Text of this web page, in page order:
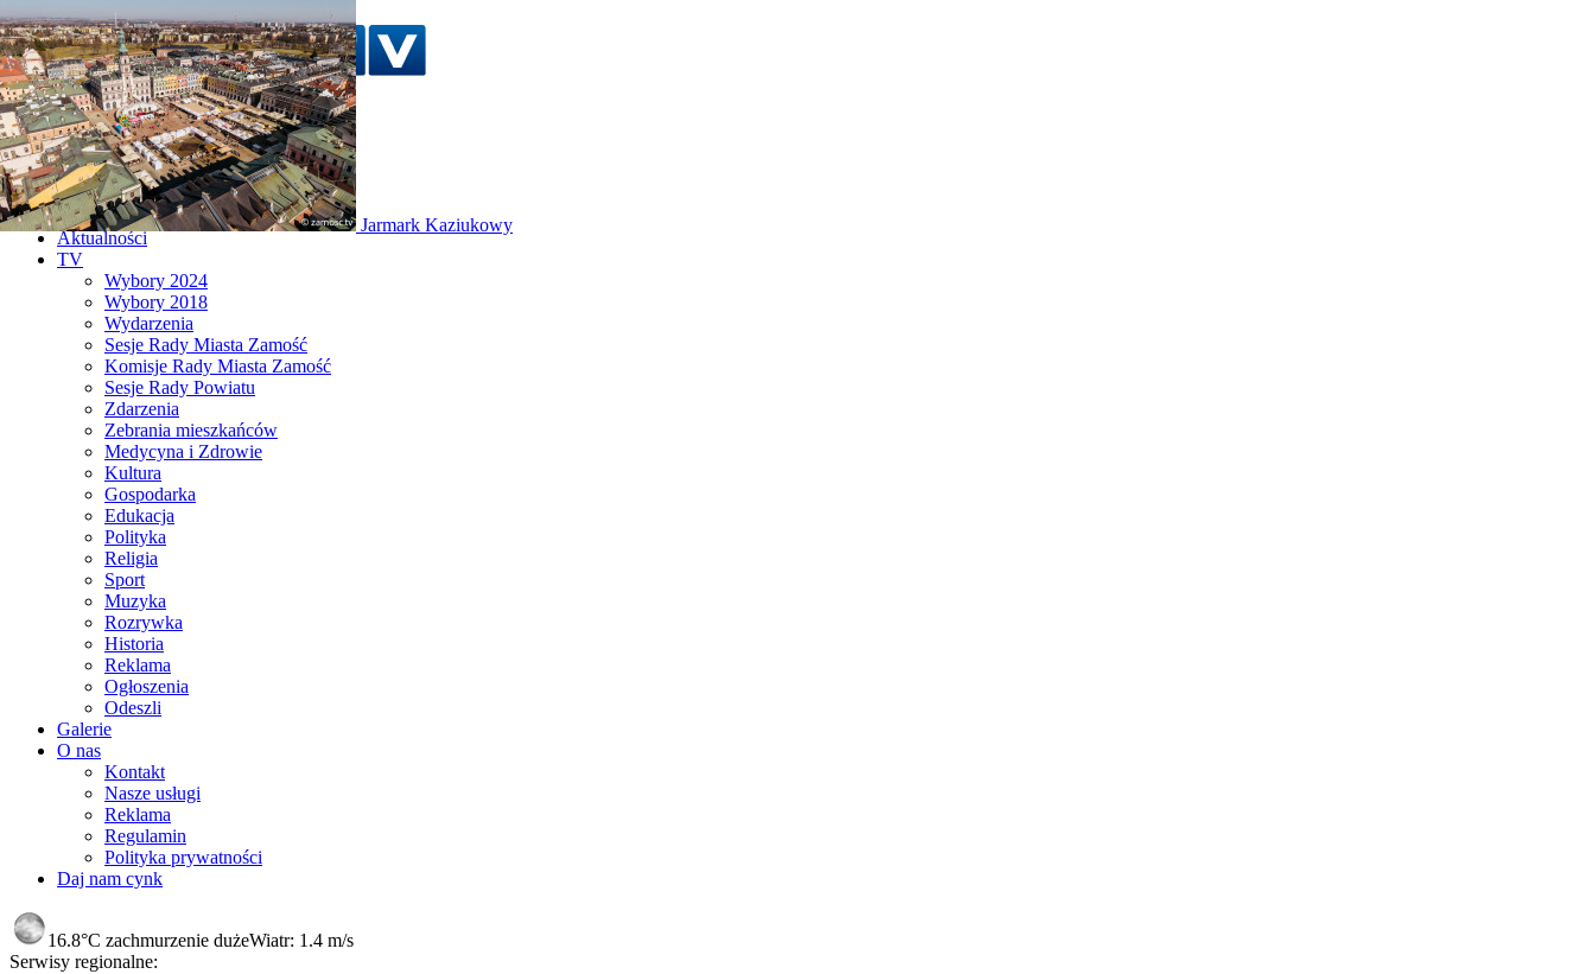
Szukaj w serwisie
Strona główna
Aktualności
TV
Wybory 2024
Wybory 2018
Wydarzenia
Sesje Rady Miasta Zamość
Komisje Rady Miasta Zamość
Sesje Rady Powiatu
Zdarzenia
Zebrania mieszkańców
Medycyna i Zdrowie
Kultura
Gospodarka
Edukacja
Polityka
Religia
Sport
Muzyka
Rozrywka
Historia
Reklama
Ogłoszenia
Odeszli
Galerie
O nas
Kontakt
Nasze usługi
Reklama
Regulamin
Polityka prywatności
Daj nam cynk
16.8°C zachmurzenie dużeWiatr: 1.4 m/s
Serwisy regionalne:
Jarmark Kaziukowy